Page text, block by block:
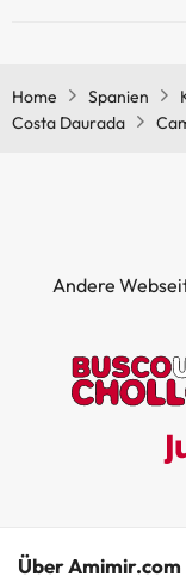
Home Spanien
Costa Daurada
Andere
Über Amimir.com